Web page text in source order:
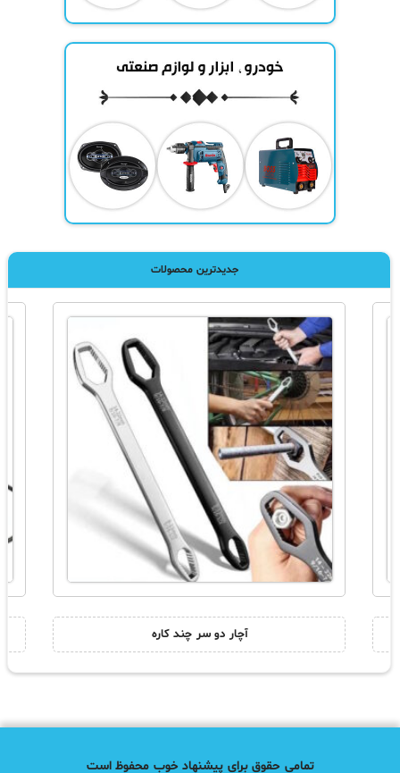
جدیدترین محصولات
آچار دو سر چند کاره
تمامی حقوق برای پیشنهاد خوب محفوظ است